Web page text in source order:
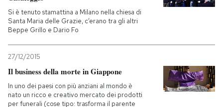
Si è tenuto stamattina a Milano nella chiesa di
Santa Maria delle Grazie, c’erano tra gli altri
Beppe Grillo e Dario Fo
27/12/2015
Il business della morte in Giappone
In uno dei paesi con più anziani al mondo è
nato un ricco e creativo mercato dei prodotti
per funerali (cose tipo: trasforma il parente